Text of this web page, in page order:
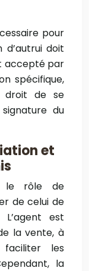
pour
doit
accepté par
spécifique,
droit de se
du
et
le rôle de
de celui de
L’agent est
la vente, à
les
la